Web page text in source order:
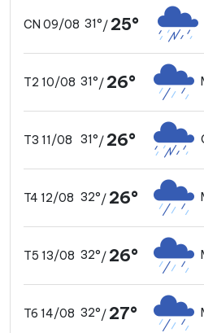
CN 09/08 31°/ 25°
T2 10/08 31°/ 26°
T3 11/08 31°/ 26°
T4 12/08 32°/ 26°
T5 13/08 32°/ 26°
T6 14/08 32°/ 27°